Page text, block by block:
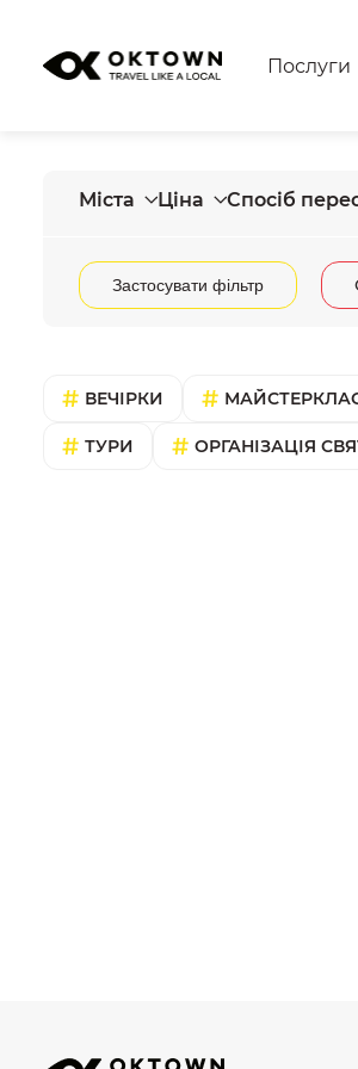
Послуги
Міста Ціна Спосіб
Застосувати фільтр
ВЕЧІРКИ
ТУРИ ОРГАНІЗАЦІЯ